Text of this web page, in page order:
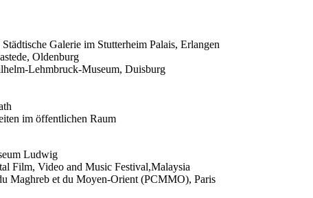
Galerie im Stutterheim Palais, Erlangen
Oldenburg
Lehmbruck-Museum, Duisburg
im öffentlichen Raum
Ludwig
Film, Video and Music Festival,Malaysia
Maghreb et du Moyen-Orient (PCMMO), Paris